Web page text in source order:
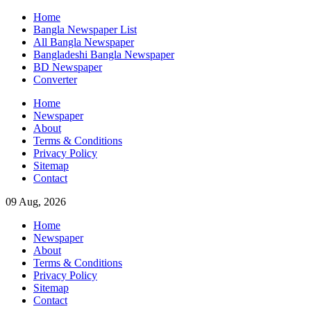
Skip
content
Home
Bangla Newspaper List
All Bangla Newspaper
Bangladeshi Bangla Newspaper
BD Newspaper
Converter
Home
Newspaper
About
Terms & Conditions
Privacy Policy
Sitemap
Contact
09 Aug, 2026
Home
Newspaper
About
Terms & Conditions
Privacy Policy
Sitemap
Contact